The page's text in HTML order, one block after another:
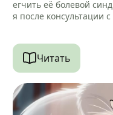
егчить её болевой
я после консультации
Читать